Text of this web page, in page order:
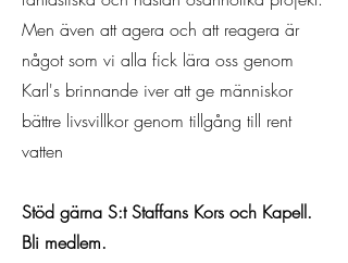
Men även att agera och att reagera är
något som vi alla fick lära oss genom
Karl's brinnande iver att ge människor
bättre livsvillkor genom tillgång till rent
vatten
Stöd gärna S:t Staffans Kors och Kapell.
Bli medlem.